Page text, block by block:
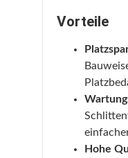
Vorteile
Hohe